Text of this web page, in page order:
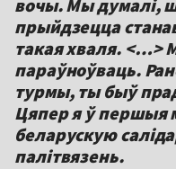
вочы. Мы думалі,
прыйдзецца
такая хваля. <…>
параўноўваць.
турмы, ты быў
Цяпер я ў першыя
беларускую
палітвязень.